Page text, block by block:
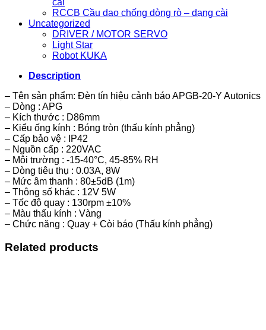
RCCB Cầu dao chống dòng rò – dạng cài
Uncategorized
DRIVER / MOTOR SERVO
Light Star
Robot KUKA
Description
– Tên sản phẩm: Đèn tín hiệu cảnh báo APGB-20-Y Autonics
– Dòng : APG
– Kích thước : D86mm
– Kiểu ống kính : Bóng tròn (thấu kính phẳng)
– Cấp bảo vệ : IP42
– Nguồn cấp : 220VAC
– Môi trường : -15-40°C, 45-85% RH
– Dòng tiêu thụ : 0.03A, 8W
– Mức âm thanh : 80±5dB (1m)
– Thông số khác : 12V 5W
– Tốc độ quay : 130rpm ±10%
– Màu thấu kính : Vàng
– Chức năng : Quay + Còi báo (Thấu kính phẳng)
Related products